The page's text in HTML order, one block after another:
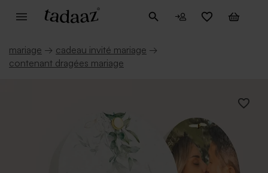
mariage → cadeau invité mariage →
contenant dragées mariage